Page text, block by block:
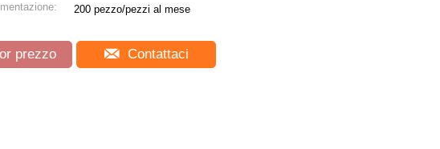
200 pezzo/pezzi al mese
prezzo Contattaci